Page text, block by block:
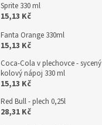
Sprite 330 ml
15,13 Kč
Fanta Orange 330ml
15,13 Kč
Coca-Cola v plechovce - sycený
kolový nápoj 330 ml
15,13 Kč
Red Bull - plech 0,25l
28,31 Kč